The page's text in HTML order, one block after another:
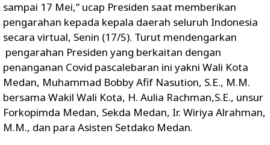
sampai 17 Mei,” ucap Presiden saat memberikan
pengarahan kepada kepala daerah seluruh Indonesia
secara virtual, Senin (17/5). Turut mendengarkan
pengarahan Presiden yang berkaitan dengan
penanganan Covid pascalebaran ini yakni Wali Kota
Medan, Muhammad Bobby Afif Nasution, S.E., M.M.
bersama Wakil Wali Kota, H. Aulia Rachman,S.E., unsur
Forkopimda Medan, Sekda Medan, Ir. Wiriya Alrahman,
M.M., dan para Asisten Setdako Medan.